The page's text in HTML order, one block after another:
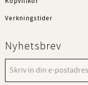
Verkningstider
Nyhetsbrev